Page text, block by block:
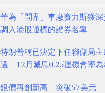
華為「問界」車廠賽力斯獲深
調入港股通標的證券名單
特朗普稱已決定下任聯儲局主
選 12月減息0.25厘機會率為
銀價再創新高 突破57美元